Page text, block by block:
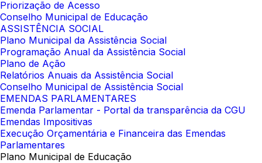
Priorização de Acesso
Conselho Municipal de Educação
ASSISTÊNCIA SOCIAL
Plano Municipal da Assistência Social
Programação Anual da Assistência Social
Plano de Ação
Relatórios Anuais da Assistência Social
Conselho Municipal de Assistência Social
EMENDAS PARLAMENTARES
Emenda Parlamentar - Portal da transparência da CGU
Emendas Impositivas
Execução Orçamentária e Financeira das Emendas
Parlamentares
Plano Municipal de Educação